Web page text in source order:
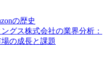
の歴史
グス株式会社の業界分析：
の成長と課題